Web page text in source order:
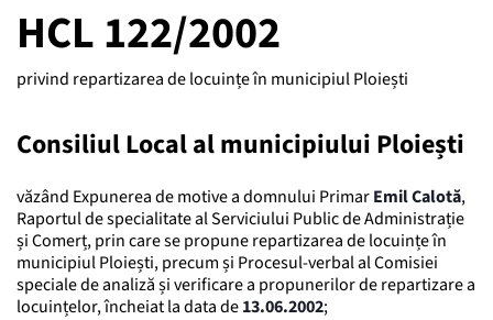
HCL 122/2002
privind repartizarea de locuințe în municipiul Ploiești
Consiliul Local al municipiului Ploiești
văzând Expunerea de motive a domnului PrimarEmil Calotă,
Raportul de specialitate al Serviciului Public de Administrație
și Comerț, prin care se propune repartizarea de locuințe în
municipiul Ploiești, precum și Procesul-verbal al Comisiei
speciale de analiză și verificare a propunerilor de repartizare a
locuințelor, încheiat la data de13.06.2002;